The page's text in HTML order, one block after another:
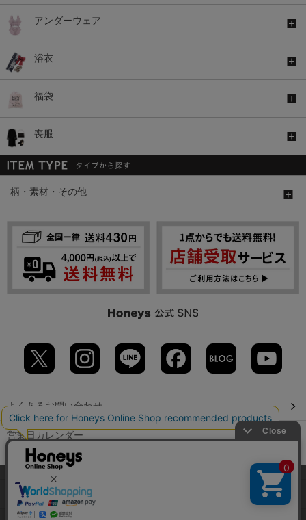
アンダーウェア
浴衣
福袋
喪服
柄・素材・その他
よくあるお問い合わせ
営業日カレンダー
店舗検索
GLOBAL GUIDE（海外からご利用のお客様）
当サイトでは、サイトの利便性向上のため、クッキー(Cookie)を使
用しています。詳しくは「
」をご覧くださ